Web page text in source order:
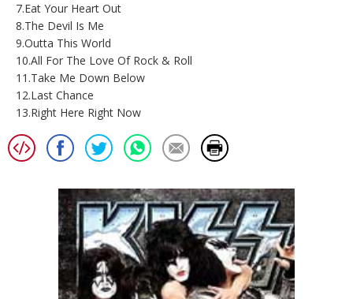
7.Eat Your Heart Out
8.The Devil Is Me
9.Outta This World
10.All For The Love Of Rock & Roll
11.Take Me Down Below
12.Last Chance
13.Right Here Right Now